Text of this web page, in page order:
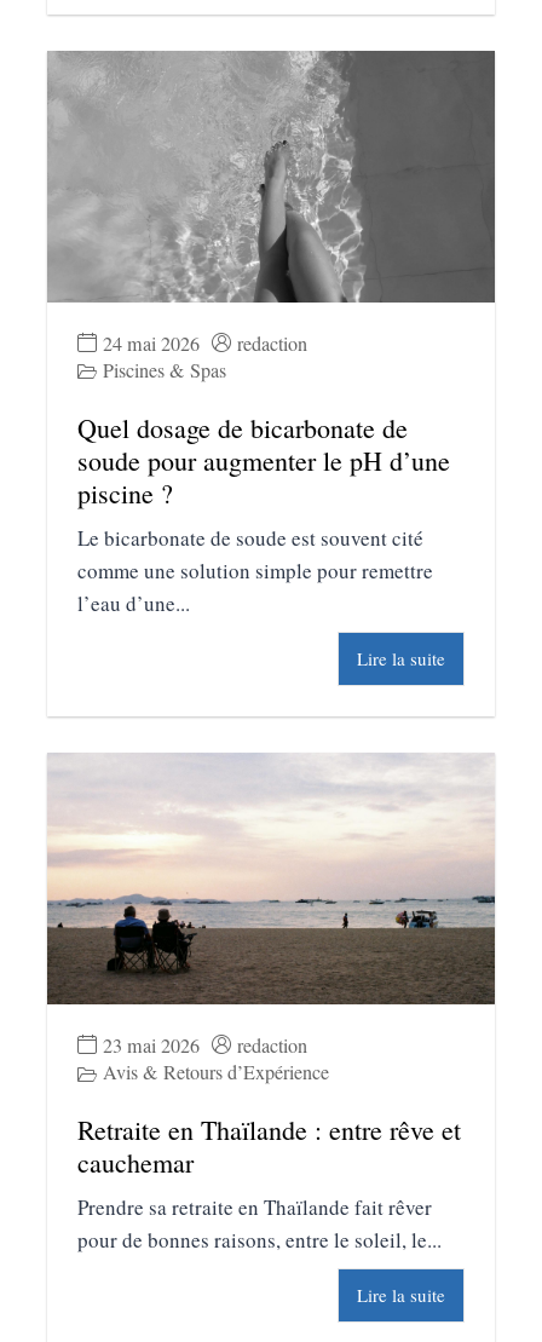
24 mai 2026
redaction
Piscines & Spas
Quel dosage de bicarbonate de
soude pour augmenter le pH d’une
piscine ?
Le bicarbonate de soude est souvent cité
comme une solution simple pour remettre
l’eau d’une...
Lire la suite
23 mai 2026
redaction
Avis & Retours d’Expérience
Retraite en Thaïlande : entre rêve et
cauchemar
Prendre sa retraite en Thaïlande fait rêver
pour de bonnes raisons, entre le soleil, le...
Lire la suite